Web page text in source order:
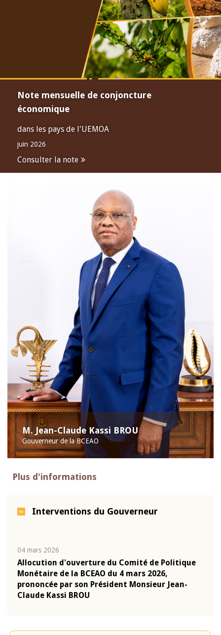
Note mensuelle de conjoncture
économique
dans les pays de l'UEMOA
juin 2026
Consulter la note
M. Jean-Claude Kassi BROU
Gouverneur de la BCEAO
Plus d'informations
Interventions du Gouverneur
04 mars 2026
Allocution d'ouverture du Comité de Politique
Monétaire de la BCEAO du 4 mars 2026,
prononcée par son Président Monsieur Jean-
Claude Kassi BROU